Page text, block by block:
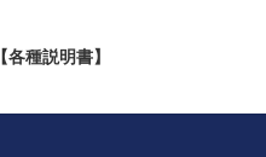
【各種説明書】